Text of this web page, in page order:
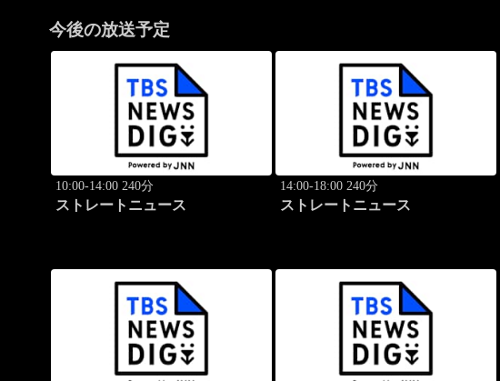
今後の放送予定
10:00-14:00 240分
ストレートニュース
14:00-18:00 240分
ストレートニュース